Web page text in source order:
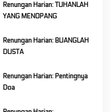
Renungan Harian: TUHANLAH
YANG MENOPANG
Renungan Harian: BUANGLAH
DUSTA
Renungan Harian: Pentingnya
Doa